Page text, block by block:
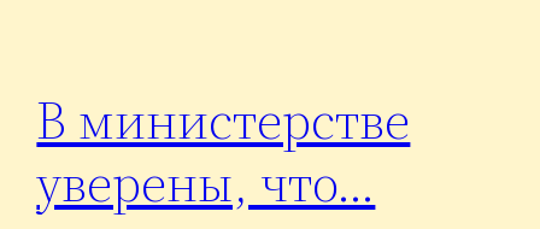
В министерстве
уверены, что…